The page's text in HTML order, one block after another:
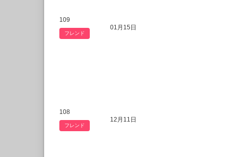
109
フレンド
01月15日
108
フレンド
12月11日